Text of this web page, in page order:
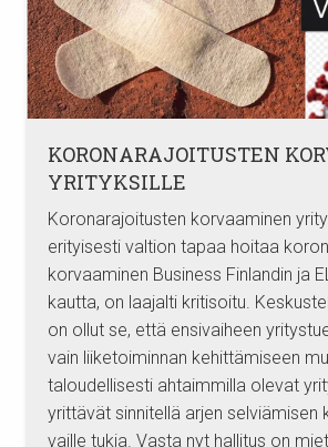
KORONARAJOITUSTEN
YRITYKSILLE
Koronarajoitusten korvaaminen
erityisesti valtion tapaa hoitaa
korvaaminen Business Finlandin ja
kautta, on laajalti kritisoitu.
on ollut se, että ensivaiheen
vain liiketoiminnan kehittämiseen
taloudellisesti ahtaimmilla olevat
yrittävät sinnitellä arjen selviämisen
vaille tukia. Vasta nyt hallitus on